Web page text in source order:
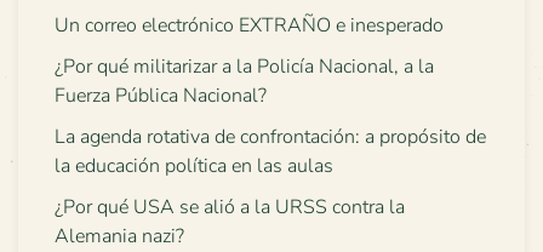
Un correo electrónico EXTRAÑO e inesperado
¿Por qué militarizar a la Policía Nacional, a la
Fuerza Pública Nacional?
La agenda rotativa de confrontación: a propósito de
la educación política en las aulas
¿Por qué USA se alió a la URSS contra la
Alemania nazi?